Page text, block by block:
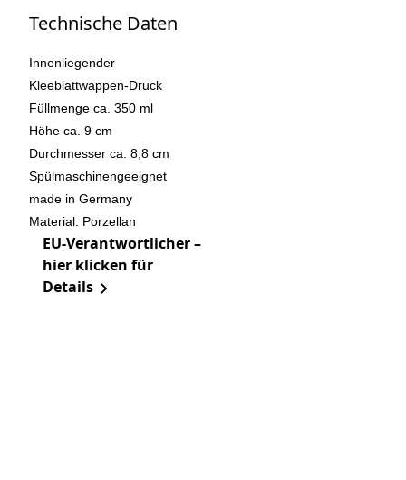
Technische Daten
Innenliegender
Kleeblattwappen-Druck
Füllmenge ca. 350 ml
Höhe ca. 9 cm
Durchmesser ca. 8,8 cm
Spülmaschinengeeignet
made in Germany
Material: Porzellan
EU-Verantwortlicher –
hier klicken für
Details